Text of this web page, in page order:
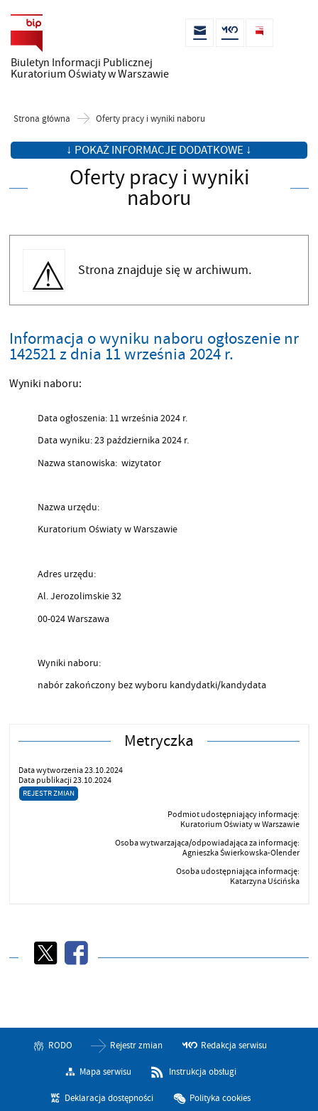
Biuletyn Informacji Publicznej
Kuratorium Oświaty w Warszawie
Strona główna Oferty pracy i wyniki naboru
↓ POKAŻ INFORMACJE DODATKOWE ↓
Oferty pracy i wyniki
naboru
Strona znajduje się w archiwum.
Informacja o wyniku naboru ogłoszenie nr
142521 z dnia 11 września 2024 r.
Wyniki naboru:
Data ogłoszenia: 11 września 2024 r.
Data wyniku: 23 października 2024 r.
Nazwa stanowiska: wizytator
Nazwa urzędu:
Kuratorium Oświaty w Warszawie
Adres urzędu:
Al. Jerozolimskie 32
00-024 Warszawa
Wyniki naboru:
nabór zakończony bez wyboru kandydatki/kandydata
Metryczka
Data wytworzenia 23.10.2024
Data publikacji 23.10.2024
REJESTR ZMIAN
Podmiot udostępniający informację:
Kuratorium Oświaty w Warszawie
Osoba wytwarzająca/odpowiadająca za informację:
Agnieszka Świerkowska-Olender
Osoba udostępniająca informację:
Katarzyna Uścińska
RODO Rejestr zmian Redakcja serwisu
Mapa serwisu Instrukcja obsługi
Deklaracja dostępności Polityka cookies